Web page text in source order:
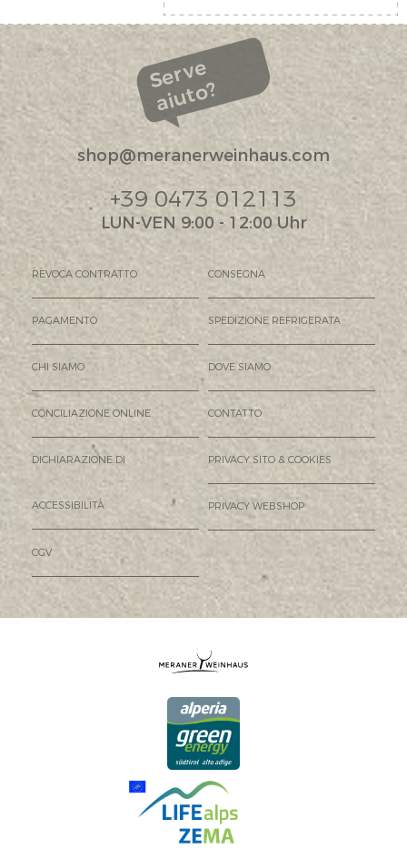
Serve
aiuto?
shop@meranerweinhaus.com
+39 0473 012113
LUN-VEN 9:00 - 12:00 Uhr
REVOCA CONTRATTO CONSEGNA
PAGAMENTO SPEDIZIONE REFRIGERATA
CHI SIAMO DOVE SIAMO
CONCILIAZIONE ONLINE CONTATTO
DICHIARAZIONE DI
ACCESSIBILITÀ
PRIVACY SITO & COOKIES
PRIVACY WEBSHOP
CGV